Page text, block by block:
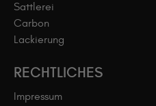
Sattlerei
Carbon
Lackierung
RECHTLICHES
Impressum